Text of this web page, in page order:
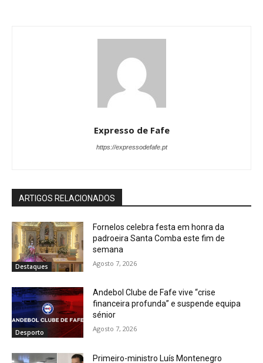
Expresso de Fafe
https://expressodefafe.pt
ARTIGOS RELACIONADOS
Destaques
Fornelos celebra festa em honra da
padroeira Santa Comba este fim de
semana
Agosto 7, 2026
Desporto
Andebol Clube de Fafe vive “crise
financeira profunda” e suspende equipa
sénior
Agosto 7, 2026
Primeiro-ministro Luís Montenegro